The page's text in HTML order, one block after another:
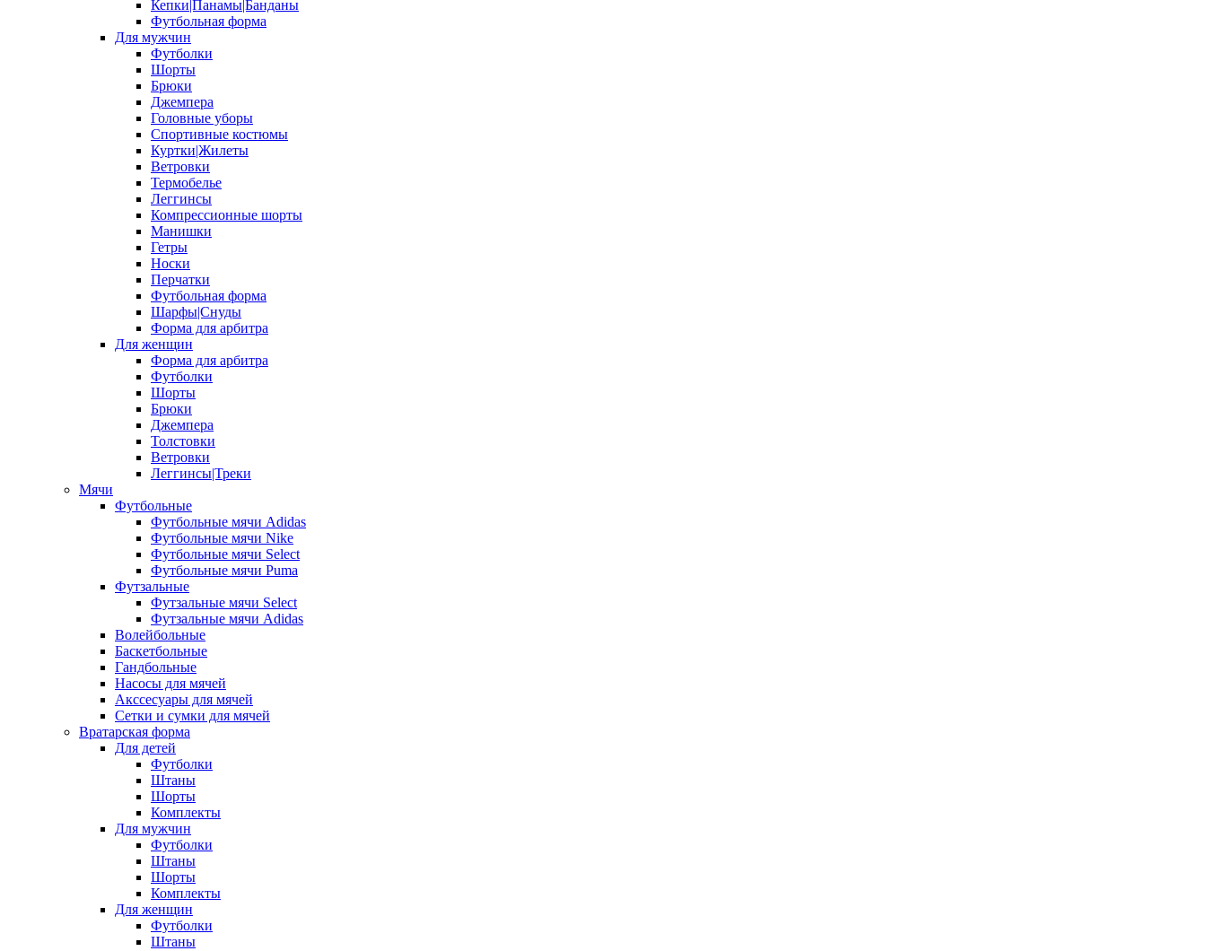
Кепки|Панамы|Банданы
Футбольная форма
Для мужчин
Футболки
Шорты
Брюки
Джемпера
Головные уборы
Спортивные костюмы
Куртки|Жилеты
Ветровки
Термобелье
Леггинсы
Компрессионные шорты
Манишки
Гетры
Носки
Перчатки
Футбольная форма
Шарфы|Снуды
Форма для арбитра
Для женщин
Форма для арбитра
Футболки
Шорты
Брюки
Джемпера
Толстовки
Ветровки
Леггинсы|Треки
Мячи
Футбольные
Футбольные мячи Adidas
Футбольные мячи Nike
Футбольные мячи Select
Футбольные мячи Puma
Футзальные
Футзальные мячи Select
Футзальные мячи Adidas
Волейбольные
Баскетбольные
Гандбольные
Насосы для мячей
Акссесуары для мячей
Сетки и сумки для мячей
Вратарская форма
Для детей
Футболки
Штаны
Шорты
Комплекты
Для мужчин
Футболки
Штаны
Шорты
Комплекты
Для женщин
Футболки
Штаны